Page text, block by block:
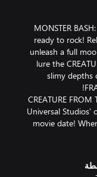
- MONSTER
ready to rock!
unleash a full
lure the
slimy depths
- CREATURE
Universal Studios'
movie date!